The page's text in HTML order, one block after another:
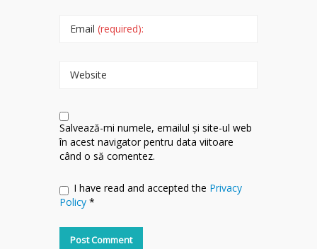
Email (required):
Website
Salvează-mi numele, emailul și site-ul web
în acest navigator pentru data viitoare
când o să comentez.
I have read and accepted the Privacy
Policy *